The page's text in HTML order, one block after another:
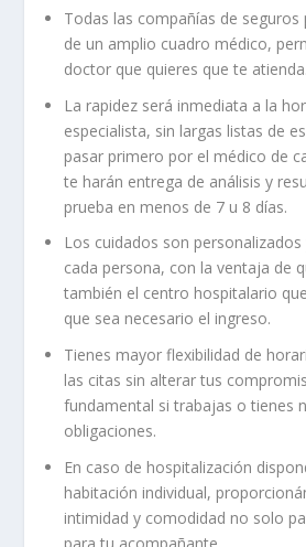
Todas las compañías de seguros
de un amplio cuadro médico,
doctor que quieres que te atienda.
La rapidez será inmediata a la
especialista, sin largas listas de
pasar primero por el médico de
te harán entrega de análisis y
prueba en menos de 7 u 8 días.
Los cuidados son
cada persona, con la ventaja de
también el centro hospitalario
que sea necesario el ingreso.
Tienes mayor flexibilidad de
las citas sin alterar tus
fundamental si trabajas o tienes
obligaciones.
En caso de hospitalización
habitación individual,
intimidad y comodidad no solo